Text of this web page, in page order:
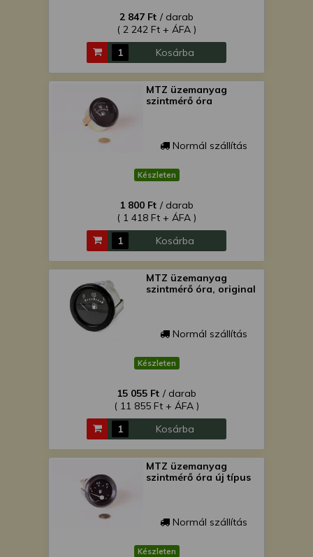
2 847 Ft / darab
( 2 242 Ft + ÁFA )
Kosárba
MTZ üzemanyag
szintmérő óra
Normál szállítás
Készleten
1 800 Ft / darab
( 1 418 Ft + ÁFA )
Kosárba
MTZ üzemanyag
szintmérő óra, original
Normál szállítás
Készleten
15 055 Ft / darab
( 11 855 Ft + ÁFA )
Kosárba
MTZ üzemanyag
szintmérő óra új típus
Normál szállítás
Készleten